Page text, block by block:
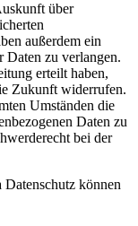
über
außerdem ein
Daten zu verlangen.
erteilt haben,
Zukunft widerrufen.
Umständen die
Daten zu
bei der
können